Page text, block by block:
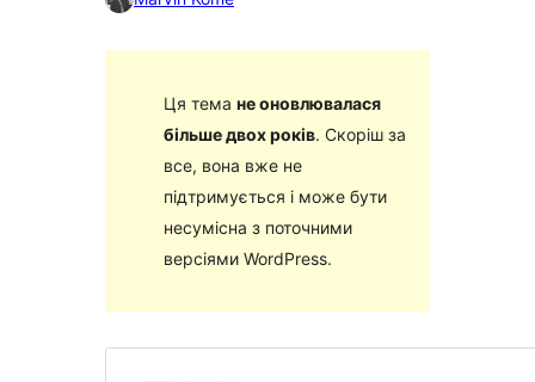
Ця тема не оновлювалася
більше двох років. Скоріш за
все, вона вже не
підтримується і може бути
несумісна з поточними
версіями WordPress.